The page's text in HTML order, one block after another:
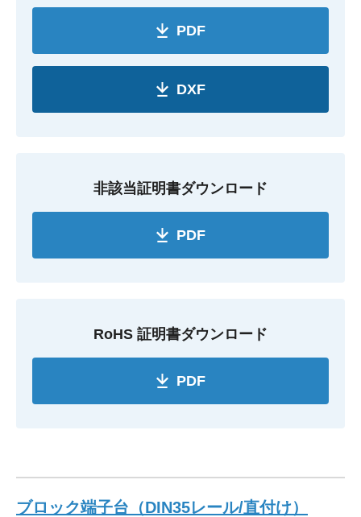
PDF
DXF
非該当証明書ダウンロード
PDF
RoHS 証明書ダウンロード
PDF
ブロック端子台（DIN35レール/直付け）